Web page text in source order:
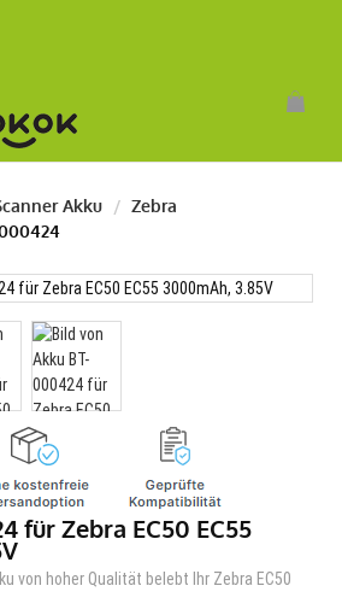
Akku
Zebra
für Zebra EC50 EC55
von hoher Qualität belebt Ihr Zebra EC50